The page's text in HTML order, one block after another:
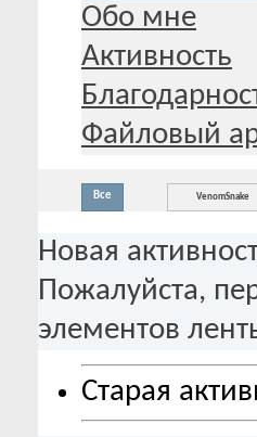
Обо мне
Активность
Файловый
Все VenomSnake
Новая
Пожалуйста,
элементов
Старая